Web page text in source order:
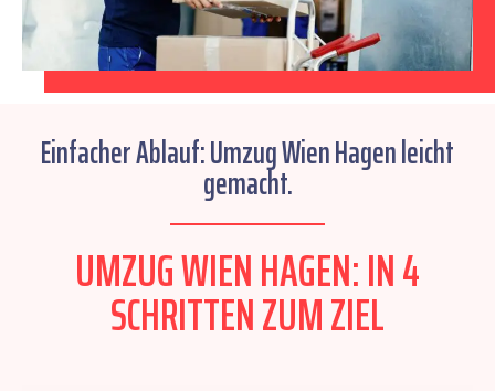
Einfacher Ablauf: Umzug Wien Hagen leicht
gemacht.
UMZUG WIEN HAGEN: IN 4
SCHRITTEN ZUM ZIEL